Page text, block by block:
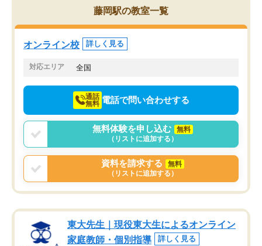
を的確に指導いただき、子どももびっ
くりするほど楽しんでやる気を持って
塾を受けています。狙い通り、少しず
つ成績も上がり、苦手意識も無くなっ
てきたので、さらに苦手な数学も追加
でお願いしました。来年の高校受験に
藤岡駅の教室一覧
オンライン校 詳しく見る
対応エリア 全国
通話
無料 電話で問い合わせする
無料体験を申し込む
無料
（リストに追加する）
資料を請求する
無料
（リストに追加する）
東大先生｜現役東大生によるオンライン
家庭教師・個別指導
詳しく見る